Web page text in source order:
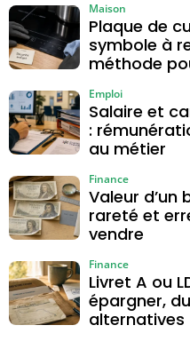
Plaque de
symbole à
méthode
Maison
Salaire et
:
au métier
Emploi
Valeur d’un
rareté et
vendre
Finance
Livret A ou
épargner,
alternatives
Finance